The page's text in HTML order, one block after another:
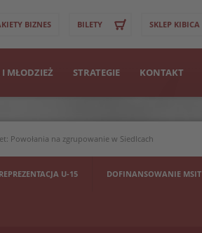
BIZNES BILETY SKLEP KIBICA
I MŁODZIEŻ STRATEGIE KONTAKT
>
Strona WWW
Zawodnik
Powołania na zgrupowanie w Siedlcach
REPREZENTACJA U-15 DOFINANSOWANIE MSIT